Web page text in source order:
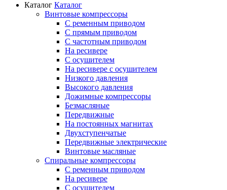
Каталог Каталог
Винтовые компрессоры
С ременным приводом
С прямым приводом
С частотным приводом
На ресивере
С осушителем
На ресивере с осушителем
Низкого давления
Высокого давления
Дожимные компрессоры
Безмасляные
Передвижные
На постоянных магнитах
Двухступенчатые
Передвижные электрические
Винтовые масляные
Спиральные компрессоры
С ременным приводом
На ресивере
С осушителем